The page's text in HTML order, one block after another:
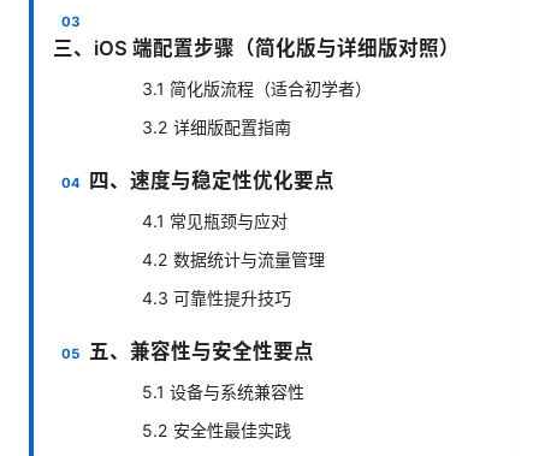
三、iOS 端配置步骤（简化版与详细版对照）
3.1 简化版流程（适合初学者）
3.2 详细版配置指南
四、速度与稳定性优化要点
4.1 常见瓶颈与应对
4.2 数据统计与流量管理
4.3 可靠性提升技巧
五、兼容性与安全性要点
5.1 设备与系统兼容性
5.2 安全性最佳实践